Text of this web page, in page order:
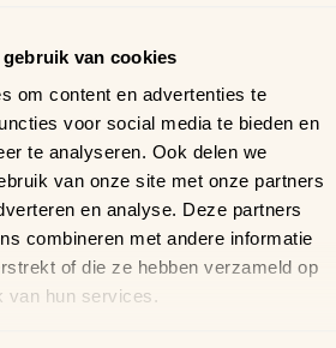
van cookies
om content en advertenties te
voor social media te bieden en
te analyseren. Ook delen we
van onze site met onze partners
en analyse. Deze partners
combineren met andere informatie
of die ze hebben verzameld op
van hun services.
gebruik en bieden een
Daardoor is TUMI al jarenlang
zowel zakenreizigers als
collectie
meer: